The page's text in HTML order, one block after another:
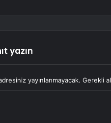
yazın
yayınlanmayacak. Gerekli